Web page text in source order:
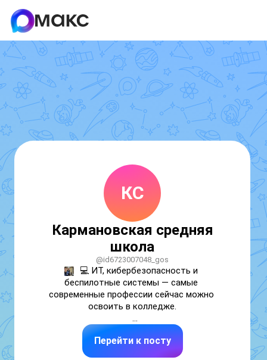
КС
Кармановская средняя
школа
@id6723007048_gos
💻 ИТ, кибербезопасность и
беспилотные системы — самые
современные профессии сейчас можно
освоить в колледже.
Так, например, студенты «Логоса» в
Калужской области изучают
высокотехнологичные специальности в
Перейти к посту